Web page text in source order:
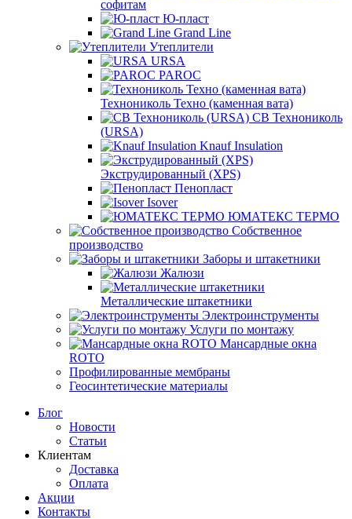
софитам
Ю-пласт
Grand Line
Утеплители
URSA
PAROC
Технониколь Техно (каменная вата)
СВ Технониколь
(URSA)
Knauf Insulation
Экструдированный (XPS)
Пенопласт
Isover
ЮМАТЕКС ТЕРМО
Собственное
производство
Заборы и штакетники
Жалюзи
Металлические штакетники
Электроинструменты
Услуги по монтажу
Мансардные окна
ROTO
Профилированные мембраны
Геосинтетические материалы
Блог
Новости
Статьи
Клиентам
Доставка
Оплата
Акции
Контакты